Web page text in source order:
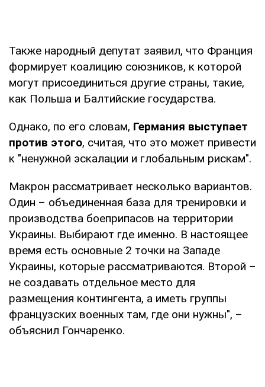
Также народный депутат заявил, что Франция
формирует коалицию союзников, к которой
могут присоединиться другие страны, такие,
как Польша и Балтийские государства.
Однако, по его словам, Германия выступает
против этого, считая, что это может привести
к "ненужной эскалации и глобальным рискам".
Макрон рассматривает несколько вариантов.
Один – объединенная база для тренировки и
производства боеприпасов на территории
Украины. Выбирают где именно. В настоящее
время есть основные 2 точки на Западе
Украины, которые рассматриваются. Второй –
не создавать отдельное место для
размещения контингента, а иметь группы
французских военных там, где они нужны", –
объяснил Гончаренко.